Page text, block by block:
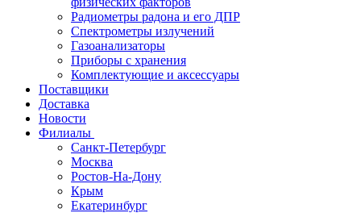
Радиометры радона и его ДПР
Спектрометры излучений
Газоанализаторы
Приборы с хранения
Комплектующие и аксессуары
Поставщики
Доставка
Новости
Филиалы
Санкт-Петербург
Москва
Ростов-На-Дону
Крым
Екатеринбург